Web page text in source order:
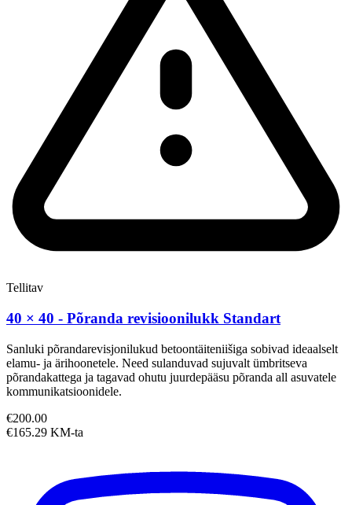
Tellitav
40 × 40 - Põranda revisioonilukk Standart
Sanluki põrandarevisjonilukud betoontäiteniišiga sobivad ideaalselt
elamu- ja ärihoonetele. Need sulanduvad sujuvalt ümbritseva
põrandakattega ja tagavad ohutu juurdepääsu põranda all asuvatele
kommunikatsioonidele.
€200.00
€165.29 KM-ta